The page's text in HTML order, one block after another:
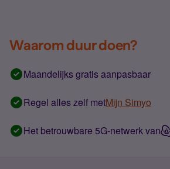
Waarom duur doen?
Maandelijks gratis aanpasbaar
Regel alles zelf metMijn Simyo
Het betrouwbare 5G-netwerk van